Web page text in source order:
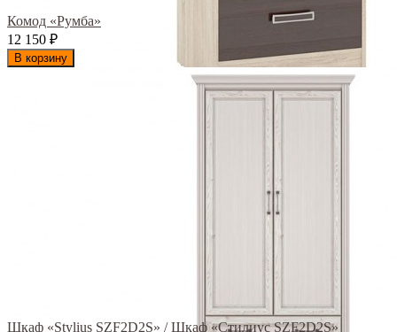
Комод «Румба»
12 150 ₽
В корзину
Шкаф «Stylius SZF2D2S» / Шкаф «Стилиус SZF2D2S»